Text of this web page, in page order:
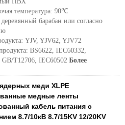
температура: 90℃
барабан или согласно
YJV, YJV62, YJV72
BS6622, IEC60332,
T12706, IEC60502 Более
меди XLPE
медные ленты
кабель питания с
8.7/10кВ 8.7/15KV 12/20KV